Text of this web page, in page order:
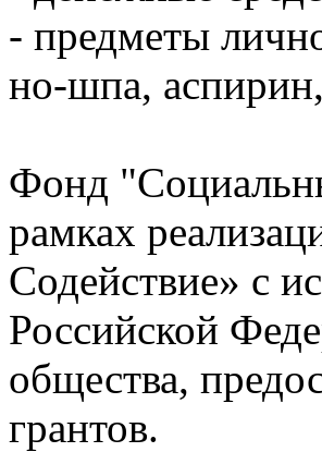
- предметы
но-шпа,
Фонд
рамках
Содействие» с
Российской
общества,
грантов.